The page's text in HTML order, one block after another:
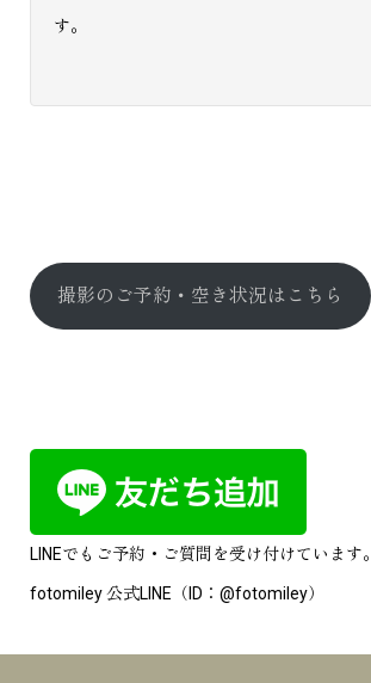
す。
撮影のご予約・空き状況はこちら
LINEでもご予約・ご質問を受け付けています。
fotomiley 公式LINE（ID：@fotomiley）